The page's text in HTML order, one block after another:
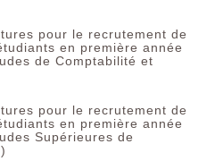
pour le recrutement de
en première année
de Comptabilité et
pour le recrutement de
en première année
Supérieures de